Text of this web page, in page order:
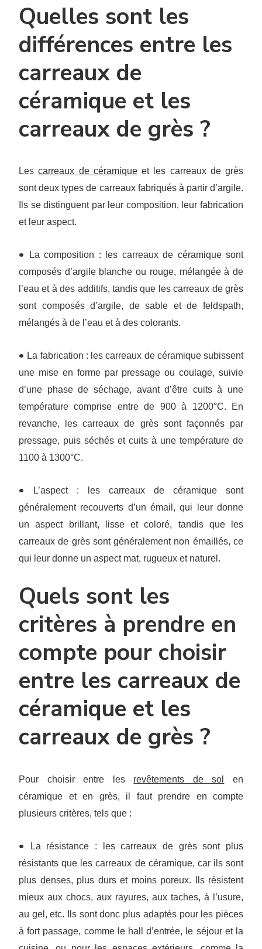
Quelles sont les
différences entre les
carreaux de
céramique et les
carreaux de grès ?
Lescarreaux de céramiqueet les carreaux de grès
sont deux types de carreaux fabriqués à partir d’argile.
Ils se distinguent par leur composition, leur fabrication
et leur aspect.
•
La composition : les carreaux de céramique sont
composés d’argile blanche ou rouge, mélangée à de
l’eau et à des additifs, tandis que les carreaux de grès
sont composés d’argile, de sable et de feldspath,
mélangés à de l’eau et à des colorants.
• La fabrication : les carreaux de céramique subissent
une mise en forme par pressage ou coulage, suivie
d’une phase de séchage, avant d’être cuits à une
température comprise entre de 900 à 1200°C. En
revanche, les carreaux de grès sont façonnés par
pressage, puis séchés et cuits à une température de
1100 à 1300°C.
•
L’aspect : les carreaux de céramique sont
généralement recouverts d’un émail, qui leur donne
un aspect brillant, lisse et coloré, tandis que les
carreaux de grès sont généralement non émaillés, ce
qui leur donne un aspect mat, rugueux et naturel.
Quels sont les
critères à prendre en
compte pour choisir
entre les carreaux de
céramique et les
carreaux de grès ?
Pour choisir entre les revêtements de sol
en
céramique et en grès, il faut prendre en compte
plusieurs critères, tels que :
•
La résistance : les carreaux de grès sont plus
résistants que les carreaux de céramique, car ils sont
plus denses, plus durs et moins poreux. Ils résistent
mieux aux chocs, aux rayures, aux taches, à l’usure,
au gel, etc. Ils sont donc plus adaptés pour les pièces
à fort passage, comme le hall d’entrée, le séjour et la